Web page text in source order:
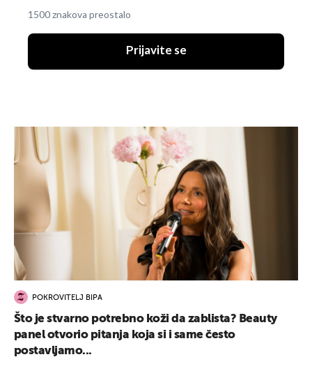
1500 znakova preostalo
Prijavite se
POKROVITELJ BIPA
Što je stvarno potrebno koži da zablista? Beauty
panel otvorio pitanja koja si i same često
postavljamo...